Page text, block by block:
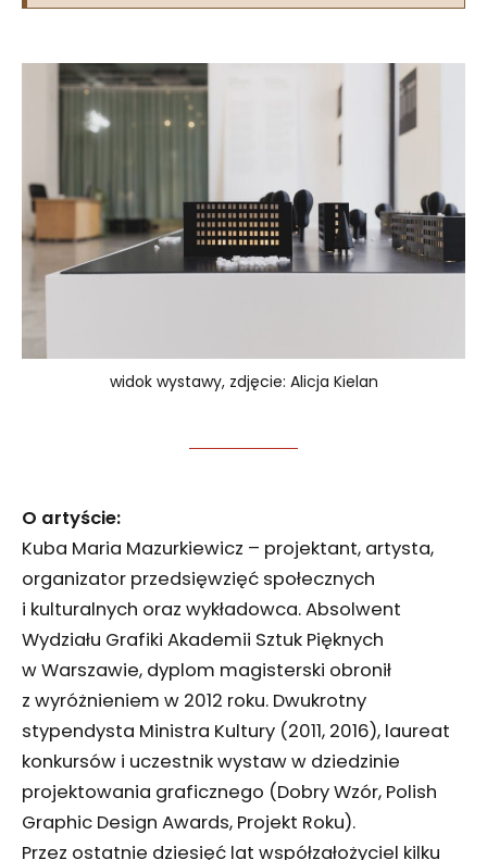
widok wystawy, zdjęcie: Alicja Kielan
O artyście:
Kuba Maria Mazurkiewicz – projektant, artysta,
organizator przedsięwzięć społecznych
i kulturalnych oraz wykładowca. Absolwent
Wydziału Grafiki Akademii Sztuk Pięknych
w Warszawie, dyplom magisterski obronił
z wyróżnieniem w 2012 roku. Dwukrotny
stypendysta Ministra Kultury (2011, 2016), laureat
konkursów i uczestnik wystaw w dziedzinie
projektowania graficznego (Dobry Wzór, Polish
Graphic Design Awards, Projekt Roku).
Przez ostatnie dziesięć lat współzałożyciel kilku